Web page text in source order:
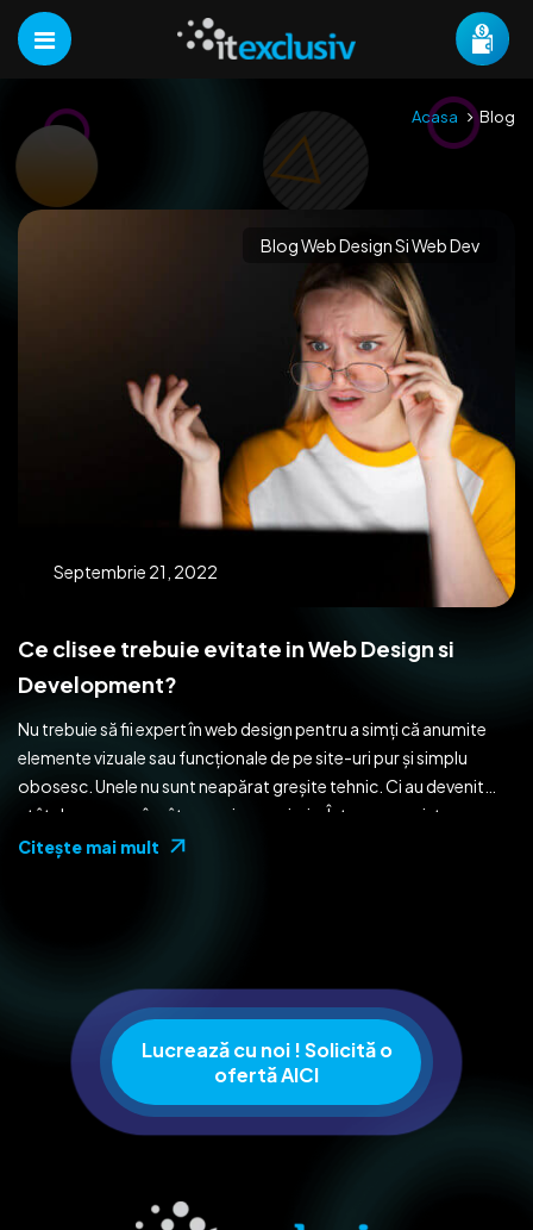
Acasa Blog
Blog Web Design Si Web Dev
Septembrie 21, 2022
Ce clisee trebuie evitate in Web Design si
Development?
Nu trebuie să fii expert în web design pentru a simți că anumite
elemente vizuale sau funcționale de pe site-uri pur și simplu
obosesc. Unele nu sunt neapărat greșite tehnic. Ci au devenit
atât de comune încât nu mai spun nimic. Într-un ecosistem
digital în care originalitatea e moneda de schimb, repetiția
Citeşte mai mult
Lucrează cu noi ! Solicită o
ofertă AICI